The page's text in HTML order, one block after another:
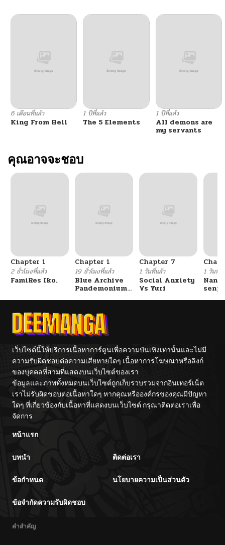
6 เดือนที่แล้ว
King From Hell
1 ปีที่แล้ว
The 5 Elements
1 ปีที่แล้ว
All demons are
my servants
คุณอาจจะชอบ
Chapter 1
2 ชั่วโมงที่แล้ว
FamiRes Iko.
Chapter 1
19 ชั่วโมงที่แล้ว
Blue Archive
Pandemonium
Chapter 7
1 วันที่แล้ว
Social Anxiety
Vs Yuri
1 วันที่แ
เว็บไซต์นี้ให้บริการเนื้อหาการ์ตูนเพื่อความบันเทิงเท่านั้นและไม่มี
ความรับผิดชอบต่อความเสียหายใดๆ เนื้อหาการโฆษณาหรือลิงก์
ของบุคคลที่สามที่แสดงบนเว็บไซต์ของเรา
ข้อมูลและภาพทั้งหมดบนเว็บไซต์ถูกเก็บรวบรวมจากอินเทอร์เน็ต
เราไม่รับผิดชอบต่อเนื้อหาใดๆ หากคุณหรือองค์กรของคุณมีปัญหา
ใดๆ ที่เกี่ยวข้องกับเนื้อหาที่แสดงบนเว็บไซต์ กรุณาติดต่อเราเพื่อ
จัดการ
หน้าแรก
บทนำ ติดต่อเรา
ข้อกำหนด นโยบายความเป็นส่วนตัว
ข้อจำกัดความรับผิดชอบ
คำสำคัญ